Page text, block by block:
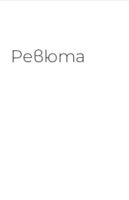
Ревюта